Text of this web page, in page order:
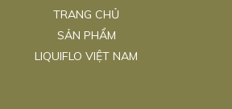
TRANG CHỦ
SẢN PHẨM
LIQUIFLO VIỆT NAM